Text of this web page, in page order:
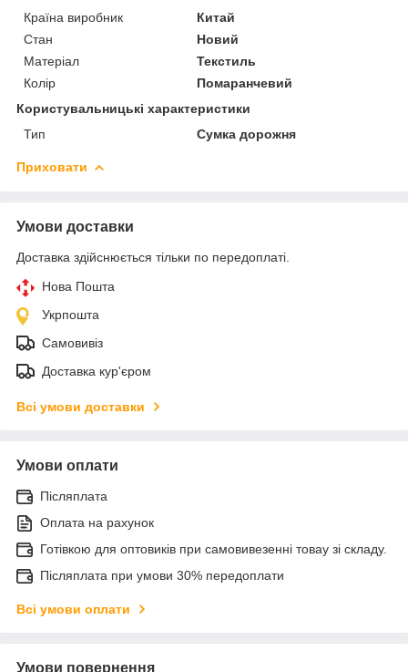
Країна виробник
Китай
Стан
Новий
Матеріал
Текстиль
Колір
Помаранчевий
Користувальницькі характеристики
Тип
Сумка дорожня
Приховати
Умови доставки
Доставка здійснюється тільки по передоплаті.
Нова Пошта
Укрпошта
Самовивіз
Доставка кур'єром
Всі умови доставки
Умови оплати
Післяплата
Оплата на рахунок
Готівкою для оптовиків при самовивезенні товау зі складу.
Післяплата при умови 30% передоплати
Всі умови оплати
Умови повернення